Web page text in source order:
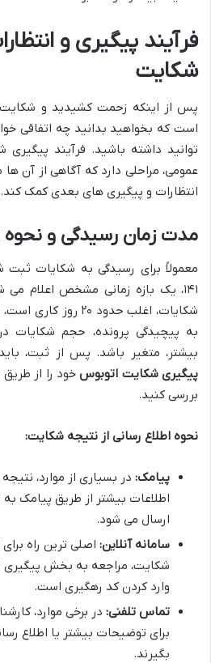
فرآیند پیگیری و
شکایت
پس از اینکه زحمت کشیدید و شکایت
است که بخواهید بدانید چه اتفاقی
توانید داشته باشید. فرآیند
عمومی، مراحلی دارد که آگاهی از آن
انتظارات و پیگیری های بعدی کمک کند.
مدت زمان رسیدگی و نحوه
معمولاً برای رسیدگی به شکایات ثبت
۱۴۱، یک بازه زمانی مشخص اعلام می شود.
شکایات، اغلب حدود ۲۰
به پیچیدگی پرونده، حجم شکایات
بیشتر، متغیر باشد. پس از ثبت،
پیگیری شکایت اتوبوسخود را از
بررسی کنید.
نحوه اطلاع رسانی از نتیجه شکایت:
پیامک: در بسیاری از موارد،
اطلاعات بیشتر از طریق پیامک
ارسال می شود.
سامانه آنلاین: اصلی ترین راه
وارد کردن کد رهگیری است.
تماس تلفنی: در برخی موارد،
برای توضیحات بیشتر یا اطلاع
بگیرند.